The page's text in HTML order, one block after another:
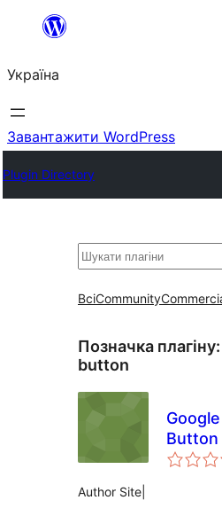
Перейти
вмісту
Україна
Завантажити WordPress
Plugin Directory
Пошук
ВсіCommunity
Позначка плагіну:
button
Button
Author Site|